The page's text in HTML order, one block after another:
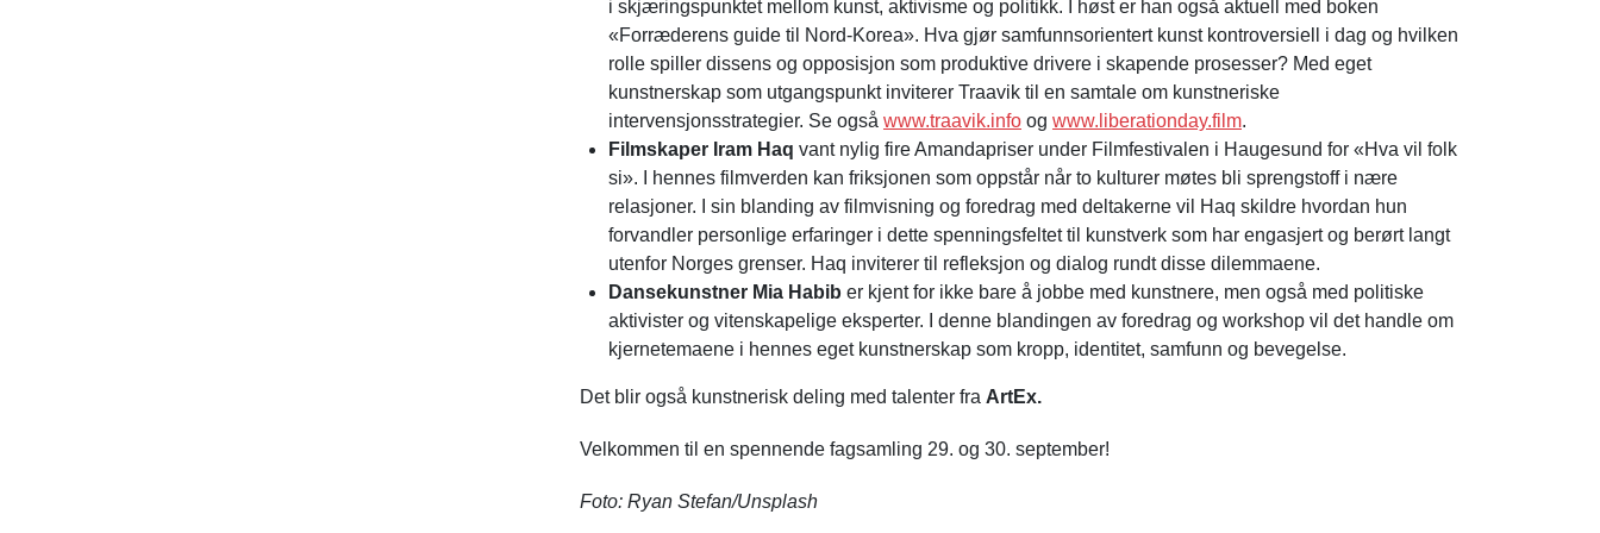
i skjæringspunktet mellom kunst, aktivisme og politikk. I høst er han også aktuell med boken
«Forræderens guide til Nord-Korea». Hva gjør samfunnsorientert kunst kontroversiell i dag og hvilken
rolle spiller dissens og opposisjon som produktive drivere i skapende prosesser? Med eget
kunstnerskap som utgangspunkt inviterer Traavik til en samtale om kunstneriske
intervensjonsstrategier. Se også www.traavik.infoog www.liberationday.film.
Filmskaper Iram Haq vant nylig fire Amandapriser under Filmfestivalen i Haugesund for «Hva vil folk
si». I hennes filmverden kan friksjonen som oppstår når to kulturer møtes bli sprengstoff i nære
relasjoner. I sin blanding av filmvisning og foredrag med deltakerne vil Haq skildre hvordan hun
forvandler personlige erfaringer i dette spenningsfeltet til kunstverk som har engasjert og berørt langt
utenfor Norges grenser. Haq inviterer til refleksjon og dialog rundt disse dilemmaene.
Dansekunstner Mia Habib er kjent for ikke bare å jobbe med kunstnere, men også med politiske
aktivister og vitenskapelige eksperter. I denne blandingen av foredrag og workshop vil det handle om
kjernetemaene i hennes eget kunstnerskap som kropp, identitet, samfunn og bevegelse.
Det blir også kunstnerisk deling med talenter fra ArtEx.
Velkommen til en spennende fagsamling 29. og 30. september!
Foto: Ryan Stefan/Unsplash